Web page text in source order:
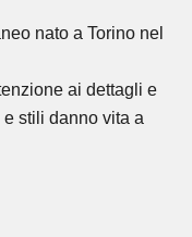
nato a Torino nel
ai dettagli e
stili danno vita a